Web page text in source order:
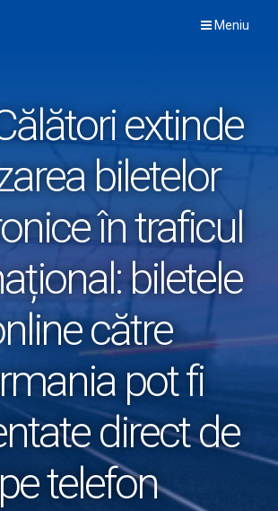
Meniu
extinde
biletelor
în traficul
biletele
către
pot fi
direct de
pe telefon